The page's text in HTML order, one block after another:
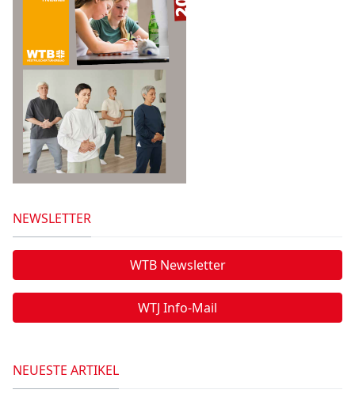
NEWSLETTER
WTB Newsletter
WTJ Info-Mail
NEUESTE ARTIKEL